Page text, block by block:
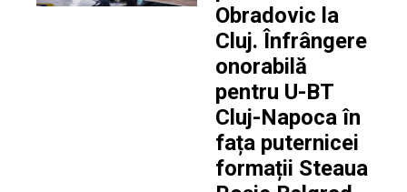
Obradovic la
Cluj. Înfrângere
onorabilă
pentru U-BT
Cluj-Napoca în
fața puternicei
formații Steaua